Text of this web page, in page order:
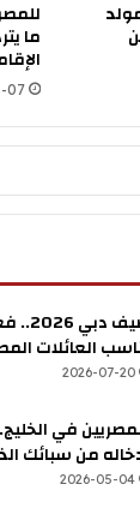
ما
07
صيف
العائلات
2026-07-20
في
من سبائك
2026-05-04